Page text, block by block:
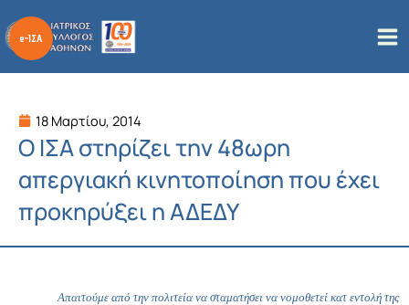
στο
περιεχόμενο
18 Μαρτίου, 2014
Ο ΙΣΑ στηρίζει την 48ωρη
απεργιακή κινητοποίηση που έχει
προκηρύξει η ΑΔΕΔΥ
Απαιτούμε από την πολιτεία να σταματήσει να νομοθετεί κατ εντολή της